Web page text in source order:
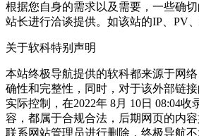
根据您自身的需求以及需要，一些确
站长进行洽谈提供。如该站的IP、PV
关于软科特别声明
本站终极导航提供的软科都来源于网
确性和完整性，同时，对于该外部链
实际控制，在2022年 8月 10日 08:04收
容，都属于合规合法，后期网页的内
联系网站管理员进行删除，终极导航不